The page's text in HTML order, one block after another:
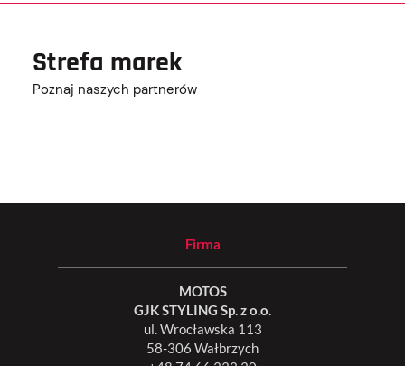
Strefa marek
Poznaj naszych partnerów
Firma
MOTOS
GJK STYLING Sp. z o.o.
ul. Wrocławska 113
58-306 Wałbrzych